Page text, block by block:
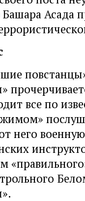
Асада
все по
него
«